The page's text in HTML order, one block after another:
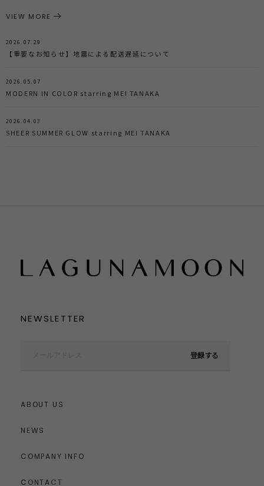
2026.07.29
【重要なお知らせ】地震による配送遅延について
2026.05.07
MODERN IN COLOR starring MEI TANAKA
2026.04.03
SHEER SUMMER GLOW starring MEI TANAKA
VIEW MORE
NEWSLETTER
登録する
ABOUT US
NEWS
COMPANY INFO
CONTACT